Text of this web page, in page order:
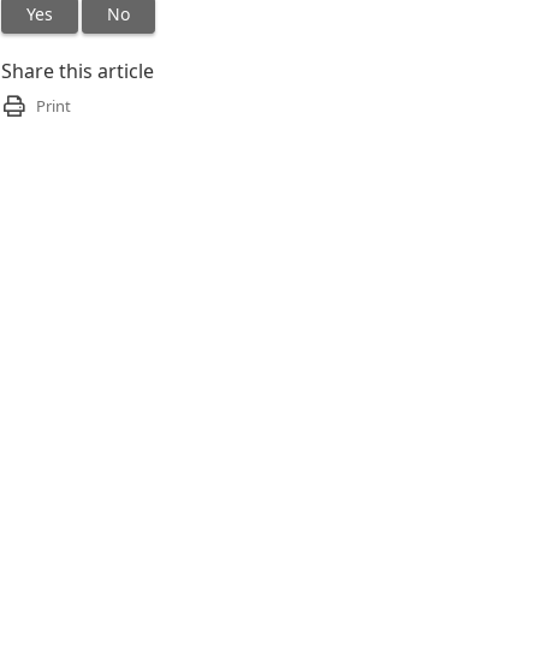
Yes No
Share this article
Print